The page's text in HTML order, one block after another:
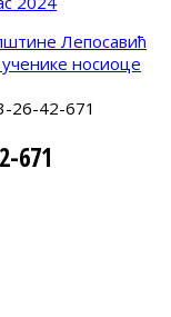
носиоце
26-42-671
671